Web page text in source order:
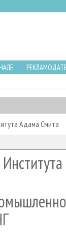
Адама Смита